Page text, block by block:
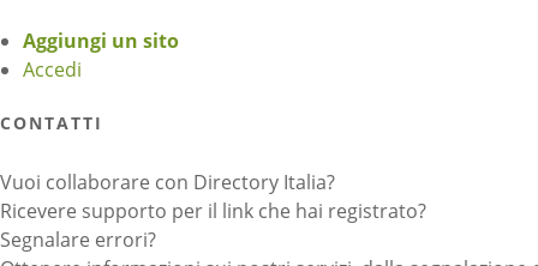
Aggiungi un sito
Accedi
CONTATTI
Vuoi collaborare con Directory Italia?
Ricevere supporto per il link che hai registrato?
Segnalare errori?